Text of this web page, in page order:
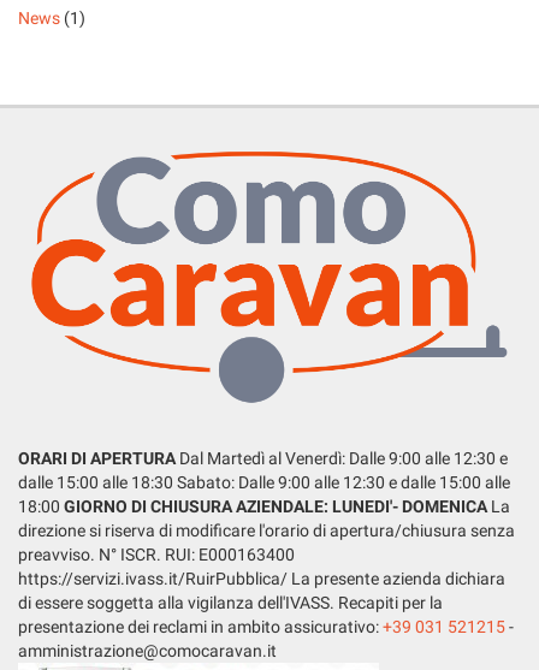
News (1)
ORARI DI APERTURA Dal Martedì al Venerdì: Dalle 9:00 alle 12:30 e
dalle 15:00 alle 18:30 Sabato: Dalle 9:00 alle 12:30 e dalle 15:00 alle
18:00 GIORNO DI CHIUSURA AZIENDALE: LUNEDI'- DOMENICA La
direzione si riserva di modificare l'orario di apertura/chiusura senza
preavviso. N° ISCR. RUI: E000163400
https://servizi.ivass.it/RuirPubblica/ La presente azienda dichiara
di essere soggetta alla vigilanza dell'IVASS. Recapiti per la
presentazione dei reclami in ambito assicurativo:+39 031 521215-
amministrazione@comocaravan.it
in
Cookie necessari
Cookie delle preferenze
Cookie per il miglioramento dell'esperienza utente
Leggi
la
cookie
policy